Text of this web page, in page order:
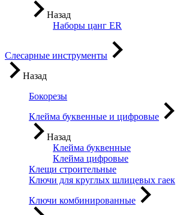
Назад
Наборы цанг ER
Слесарные инструменты
Назад
Бокорезы
Клейма буквенные и цифровые
Назад
Клейма буквенные
Клейма цифровые
Клещи строительные
Ключи для круглых шлицевых гаек
Ключи комбинированные